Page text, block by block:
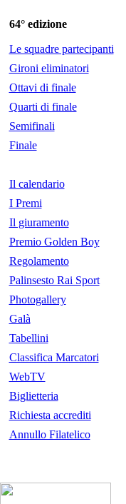
64° edizione
Le squadre partecipanti
Gironi eliminatori
Ottavi di finale
Quarti di finale
Semifinali
Finale
Il calendario
I Premi
Il giuramento
Premio Golden Boy
Regolamento
Palinsesto Rai Sport
Photogallery
Galà
Tabellini
Classifica Marcatori
WebTV
Biglietteria
Richiesta accrediti
Annullo Filatelico